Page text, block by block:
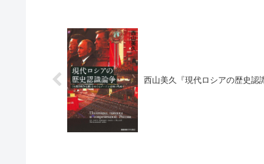
西山美久『現代ロシアの歴史